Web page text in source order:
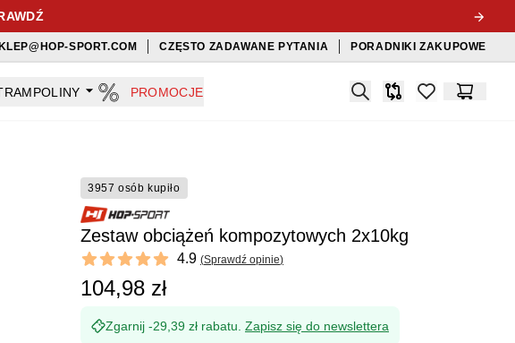
SPORT.COM CZĘSTO ZADAWANE PYTANIA PORADNIKI ZAKUPOWE
PROMOCJE Search
Porównywarka
items inKoszyk
3957 osób kupiło
Zestaw obciążeń kompozytowych 2x10kg
Reviews
4.9 out of 5 stars 4.9 (Sprawdź opinie)
104,98 zł
Zgarnij -29,39 zł rabatu. Zapisz się do newslettera